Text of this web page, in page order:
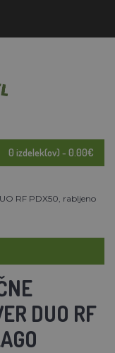
0 izdelek(ov) - 0.00€
RF PDX50, rabljeno
DUO RF